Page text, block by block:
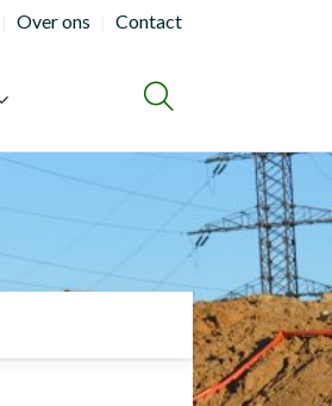
Over ons Contact
ZOEKEN